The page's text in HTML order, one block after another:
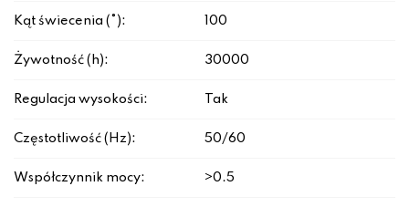
Kąt świecenia (°): 100
Żywotność (h): 30000
Regulacja wysokości: Tak
Częstotliwość (Hz): 50/60
Współczynnik mocy: >0.5